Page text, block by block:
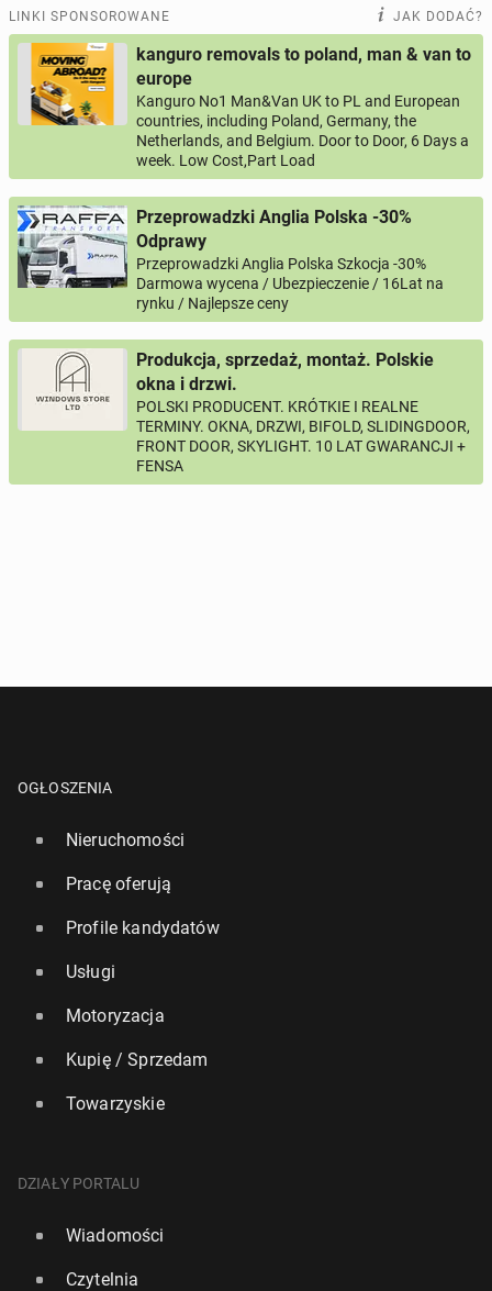
LINKI SPONSOROWANE JAK DODAĆ?
kanguro removals to poland, man & van to
europe
Kanguro No1 Man&Van UK to PL and European
countries, including Poland, Germany, the
Netherlands, and Belgium. Door to Door, 6 Days a
week. Low Cost,Part Load
Przeprowadzki Anglia Polska -30%
Odprawy
Przeprowadzki Anglia Polska Szkocja -30%
Darmowa wycena / Ubezpieczenie / 16Lat na
rynku / Najlepsze ceny
Produkcja, sprzedaż, montaż. Polskie
okna i drzwi.
POLSKI PRODUCENT. KRÓTKIE I REALNE
TERMINY. OKNA, DRZWI, BIFOLD, SLIDINGDOOR,
FRONT DOOR, SKYLIGHT. 10 LAT GWARANCJI +
FENSA
OGŁOSZENIA
Nieruchomości
Pracę oferują
Profile kandydatów
Usługi
Motoryzacja
Kupię / Sprzedam
Towarzyskie
DZIAŁY PORTALU
Wiadomości
Czytelnia